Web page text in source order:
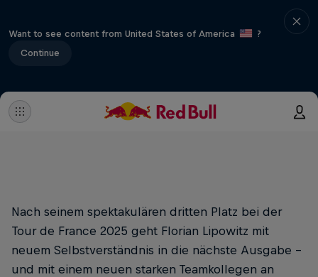
Want to see content from United States of America
?
Continue
Nach seinem spektakulären dritten Platz bei der
Tour de France 2025 geht Florian Lipowitz mit
neuem Selbstverständnis in die nächste Ausgabe –
und mit einem neuen starken Teamkollegen an